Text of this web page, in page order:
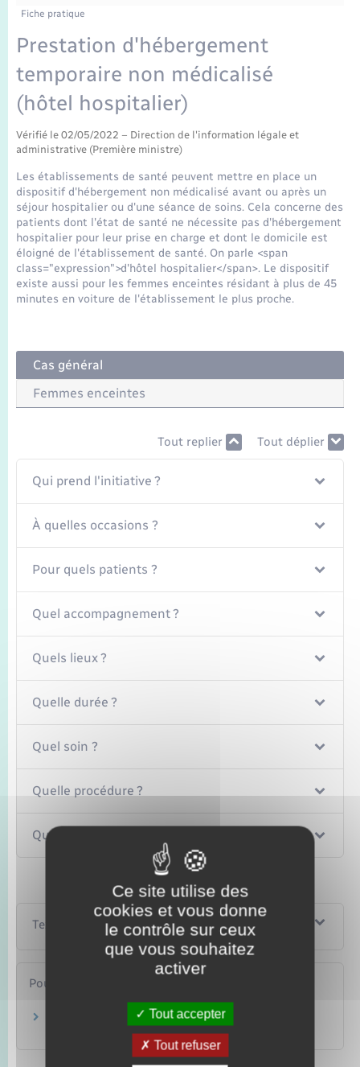
Mariage – PACS
Parrainage civil
Fiche pratique
Prestation d'hébergement
temporaire non médicalisé
(hôtel hospitalier)
Vérifié le 02/05/2022 – Direction de l'information légale et
administrative (Première ministre)
Les établissements de santé peuvent mettre en place un
dispositif d'hébergement non médicalisé avant ou après un
séjour hospitalier ou d'une séance de soins. Cela concerne des
patients dont l'état de santé ne nécessite pas d'hébergement
hospitalier pour leur prise en charge et dont le domicile est
éloigné de l'établissement de santé. On parle <span
class="expression">d'hôtel hospitalier</span>. Le dispositif
existe aussi pour les femmes enceintes résidant à plus de 45
minutes en voiture de l'établissement le plus proche.
Cas général
Femmes enceintes
Tout replier Tout déplier
Qui prend l'initiative ?
À quelles occasions ?
Pour quels patients ?
Quel accompagnement ?
Quels lieux ?
Quelle durée ?
Quel soin ?
Quelle procédure ?
Quel financement ?
Textes de référence
Pour en savoir plus
Les hôtels hospitaliers
Ministère chargé de la santé
Ce site utilise des
cookies et vous donne
le contrôle sur ceux
que vous souhaitez
activer
Tout accepter
Tout refuser